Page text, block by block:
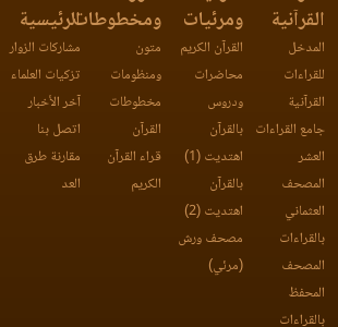
القرآنية
المدخل
للقراءات
القرآنية
جامع القراءات
العشر
المصحف
العثماني
بالقراءات
المصحف
المحفظ
بالقراءات
ومرئيات
القرآن الكريم
محاضرات
ودروس
بالقرآن
اهتديت (1)
بالقرآن
اهتديت (2)
مصحف ورش
(مرئي)
ومخطوطات
متون
ومنظومات
مخطوطات
القرآن
قراء القرآن
الكريم
الرئيسية
مشاركات الزوار
تزكيات العلماء
آخر الأخبار
اتصل بنا
مقارنة طرق
العد